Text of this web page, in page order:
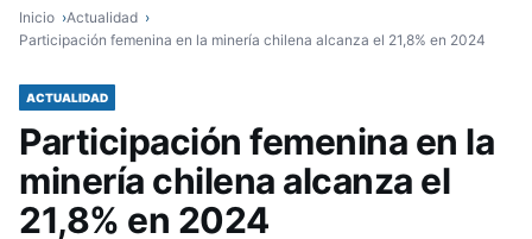
Inicio
Actualidad
Participación femenina en la minería chilena alcanza el 21,8% en 2024
ACTUALIDAD
Participación femenina en la
minería chilena alcanza el
21,8% en 2024